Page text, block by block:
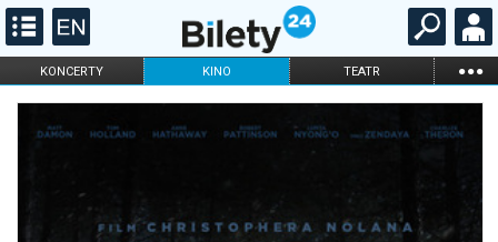
KONCERTY KINO TEATR ...
FILHARMONIA OPERA I BALET
DLA DZIECI
ONLINE KARNETY